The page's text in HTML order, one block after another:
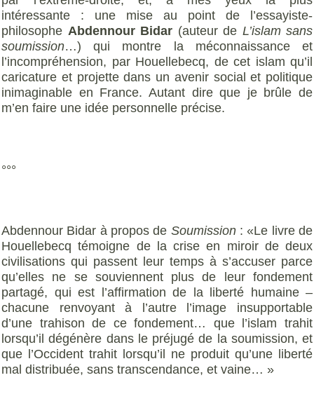
intéressante : une mise au point de l’essayiste-
philosophe Abdennour Bidar (auteur de L’islam sans
soumission…) qui montre la méconnaissance et
l’incompréhension, par Houellebecq, de cet islam qu’il
caricature et projette dans un avenir social et politique
inimaginable en France. Autant dire que je brûle de
m’en faire une idée personnelle précise.
°°°
Abdennour Bidar à propos de Soumission: «Le livre de
Houellebecq témoigne de la crise en miroir de deux
civilisations qui passent leur temps à s’accuser parce
qu’elles ne se souviennent plus de leur fondement
partagé, qui est l’affirmation de la liberté humaine –
chacune renvoyant à l’autre l’image insupportable
d’une trahison de ce fondement… que l’islam trahit
lorsqu’il dégénère dans le préjugé de la soumission, et
que l’Occident trahit lorsqu’il ne produit qu’une liberté
mal distribuée, sans transcendance, et vaine… »